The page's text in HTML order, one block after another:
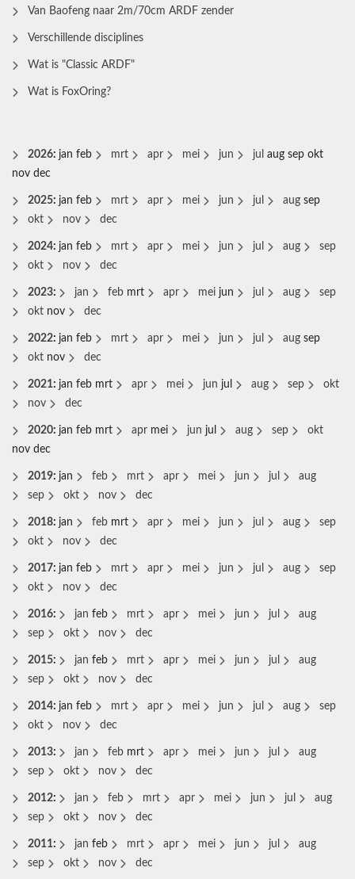
Van Baofeng naar 2m/70cm ARDF zender
Verschillende disciplines
Wat is "Classic ARDF"
Wat is FoxOring?
2026: jan feb mrt apr mei jun jul aug sep okt
nov dec
2025: jan feb mrt apr mei jun jul aug sep
okt
nov dec
2024: jan feb mrt apr mei jun jul aug
sep
okt
nov dec
2023: jan feb mrt apr mei jun jul aug
sep
okt nov dec
2022: jan feb mrt apr mei jun jul aug sep
okt nov dec
2021: jan feb mrt apr mei jun jul aug sep
okt
nov
dec
2020: jan feb mrt apr mei jun jul aug sep
okt
nov dec
2019: jan feb mrt apr mei jun jul
aug
sep
okt nov dec
2018: jan feb mrt apr mei jun jul aug
sep
okt
nov dec
2017: jan feb mrt apr mei jun jul aug
sep
okt
nov dec
2016: jan feb mrt apr mei jun jul
aug
sep
okt nov dec
2015: jan feb mrt apr mei jun jul
aug
sep
okt nov dec
2014: jan feb mrt apr mei jun jul aug
sep
okt
nov dec
2013: jan feb mrt apr mei jun jul
aug
sep
okt nov dec
2012: jan feb mrt apr mei jun jul
aug
sep
okt nov dec
2011: jan feb mrt apr mei jun jul
aug
sep
okt nov dec